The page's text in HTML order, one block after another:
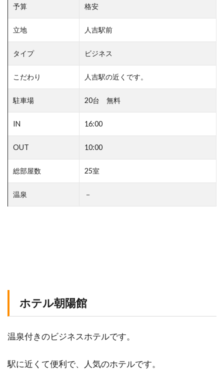
予算 格安
立地 人吉駅前
タイプ ビジネス
こだわり 人吉駅の近くです。
駐車場 20台 無料
IN 16:00
OUT 10:00
総部屋数 25室
温泉 －
ホテル朝陽館
温泉付きのビジネスホテルです。
駅に近くて便利で、人気のホテルです。